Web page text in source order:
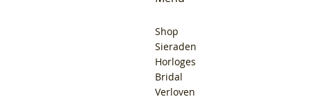
Shop
Sieraden
Horloges
Bridal
Verloven